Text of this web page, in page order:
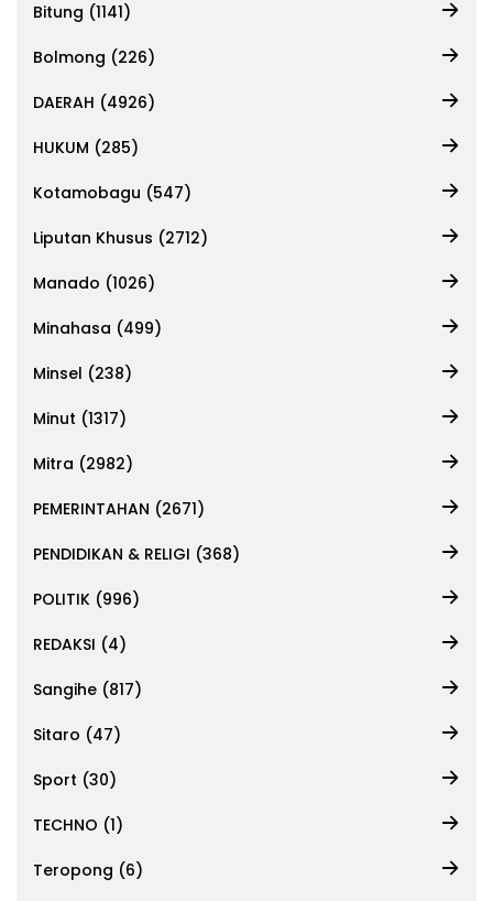
Bitung (1141)
Bolmong (226)
DAERAH (4926)
HUKUM (285)
Kotamobagu (547)
Liputan Khusus (2712)
Manado (1026)
Minahasa (499)
Minsel (238)
Minut (1317)
Mitra (2982)
PEMERINTAHAN (2671)
PENDIDIKAN & RELIGI (368)
POLITIK (996)
REDAKSI (4)
Sangihe (817)
Sitaro (47)
Sport (30)
TECHNO (1)
Teropong (6)